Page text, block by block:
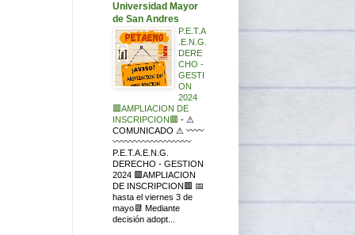
Universidad Mayor
de San Andres
P.E.T.A
.E.N.G.
DERE
CHO -
GESTI
ON
2024
🟥AMPLIACION DE
INSCRIPCION🟥 - ⚠
COMUNICADO ⚠ 〰〰
〰〰〰〰〰〰〰〰〰
P.E.T.A.E.N.G.
DERECHO - GESTION
2024 🟥AMPLIACION
DE INSCRIPCION🟥 📅
hasta el viernes 3 de
mayo📆 Mediante
decisión adopt...